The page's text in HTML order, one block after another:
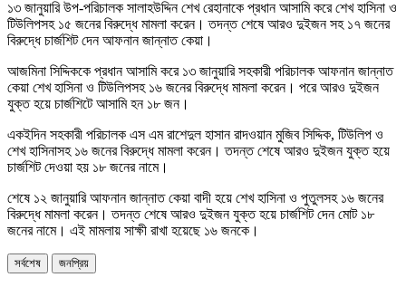
১৩ জানুয়ারি উপ-পরিচালক সালাহউদ্দিন শেখ রেহানাকে প্রধান আসামি করে শেখ হাসিনা ও
টিউলিপসহ ১৫ জনের বিরুদ্ধে মামলা করেন। তদন্ত শেষে আরও দুইজন সহ ১৭ জনের
বিরুদ্ধে চার্জশিট দেন আফনান জান্নাত কেয়া।
আজমিনা সিদ্দিককে প্রধান আসামি করে ১৩ জানুয়ারি সহকারী পরিচালক আফনান জান্নাত
কেয়া শেখ হাসিনা ও টিউলিপসহ ১৬ জনের বিরুদ্ধে মামলা করেন। পরে আরও দুইজন
যুক্ত হয়ে চার্জশিটে আসামি হন ১৮ জন।
একইদিন সহকারী পরিচালক এস এম রাশেদুল হাসান রাদওয়ান মুজিব সিদ্দিক, টিউলিপ ও
শেখ হাসিনাসহ ১৬ জনের বিরুদ্ধে মামলা করেন। তদন্ত শেষে আরও দুইজন যুক্ত হয়ে
চার্জশিট দেওয়া হয় ১৮ জনের নামে।
শেষে ১২ জানুয়ারি আফনান জান্নাত কেয়া বাদী হয়ে শেখ হাসিনা ও পুতুলসহ ১৬ জনের
বিরুদ্ধে মামলা করেন। তদন্ত শেষে আরও দুইজন যুক্ত হয়ে চার্জশিট দেন মোট ১৮
জনের নামে। এই মামলায় সাক্ষী রাখা হয়েছে ১৬ জনকে।
সর্বশেষ জনপ্রিয়